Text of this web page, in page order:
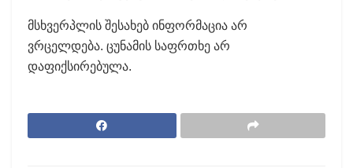
მსხვერპლის შესახებ ინფორმაცია არ
ვრცელდება. ცუნამის საფრთხე არ
დაფიქსირებულა.